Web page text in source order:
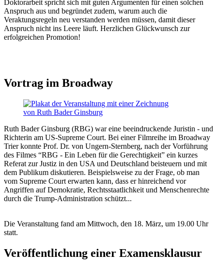
Doktorarbeit spricht sich mit guten Argumenten für einen solchen
Anspruch aus und begründet zudem, warum auch die
Veraktungsregeln neu verstanden werden müssen, damit dieser
Anspruch nicht ins Leere läuft. Herzlichen Glückwunsch zur
erfolgreichen Promotion!
Vortrag im Broadway
Ruth Bader Ginsburg (RBG) war eine beeindruckende Juristin - und
Richterin am US-Supreme Court. Bei einer Filmreihe im Broadway
Trier konnte Prof. Dr. von Ungern-Sternberg, nach der Vorführung
des Filmes “RBG - Ein Leben für die Gerechtigkeit” ein kurzes
Referat zur Justiz in den USA und Deutschland beisteuern und mit
dem Publikum diskutieren. Beispielsweise zu der Frage, ob man
vom Supreme Court erwarten kann, dass er hinreichend vor
Angriffen auf Demokratie, Rechtsstaatlichkeit und Menschenrechte
durch die Trump-Administration schützt...
Die Veranstaltung fand am Mittwoch, den 18. März, um 19.00 Uhr
statt.
Veröffentlichung einer Examensklausur